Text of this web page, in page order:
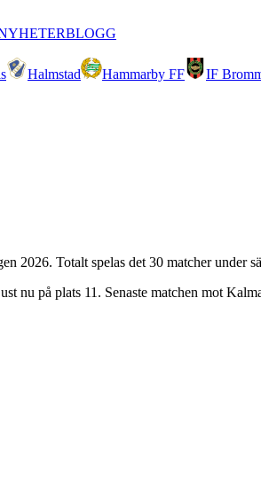
BLOGG
Halmstad Hammarby FF IF
2026. Totalt spelas det 30 matcher under
nu på plats 11 . Senaste matchen mot